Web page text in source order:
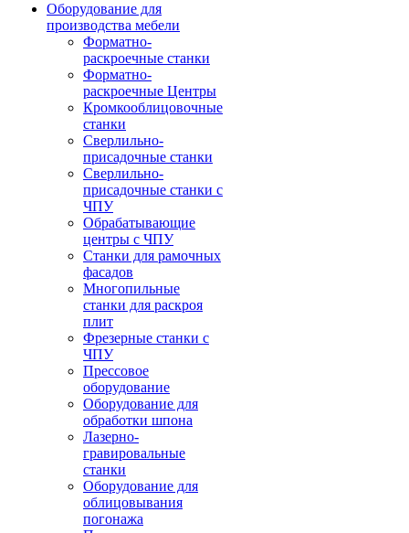
Оборудование для
производства мебели
Форматно-
раскроечные станки
Форматно-
раскроечные Центры
Кромкооблицовочные
станки
Сверлильно-
присадочные станки
Сверлильно-
присадочные станки с
ЧПУ
Обрабатывающие
центры с ЧПУ
Станки для рамочных
фасадов
Многопильные
станки для раскроя
плит
Фрезерные станки с
ЧПУ
Прессовое
оборудование
Оборудование для
обработки шпона
Лазерно-
гравировальные
станки
Оборудование для
облицовывания
погонажа